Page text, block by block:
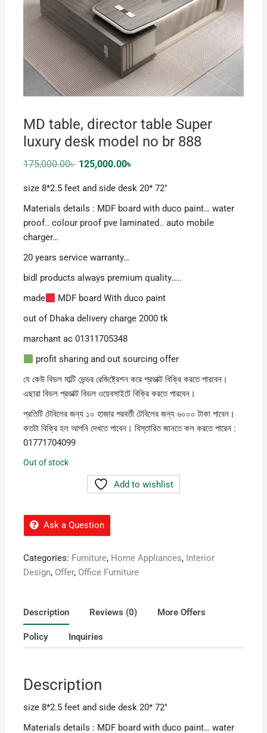
MD table, director table Super
luxury desk model no br 888
175,000.00৳ Original
price
175,000.00৳ .
125,000.00৳
125,000.00৳ .
size 8*2.5 feet and side desk 20* 72″
Materials details : MDF board with duco paint… water
proof.. colour proof pve laminated.. auto mobile
charger…
20 years service warranty…
bidl products always premium quality…..
made
MDF board With duco paint
out of Dhaka delivery charge 2000 tk
marchant ac 01311705348
profit sharing and out sourcing offer
যে কেউ বিডল মাল্টি ভেন্ডর রেজিষ্ট্রেশন করে প্রডাক্ট বিক্রি করতে পারবেন।
এছারা বিডল প্রডাক্ট বিডল ওয়েবসাইটে বিক্রি করতে পারবেন।
প্রতিটি টেবিলের জন্য ১০ হাজার পরবর্তী টেবিলের জন্য ৬০০০ টাকা পাবেন।
কতটা বিক্রি হল আপনি দেখতে পাবেন। বিস্তারিত জানতে কল করতে পারেন :
01771704099
Out of stock
Add to wishlist
Ask a Question
Categories: Furniture, Home Appliances, Interior
Design, Offer, Office Furniture
Description Reviews (0) More Offers
Policy Inquiries
Description
size 8*2.5 feet and side desk 20* 72″
Materials details : MDF board with duco paint… water